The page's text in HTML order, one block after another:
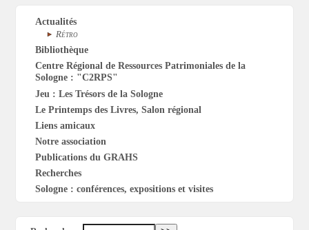
Actualités
Rétro
Bibliothèque
Centre Régional de Ressources Patrimoniales de la
Sologne : "C2RPS"
Jeu : Les Trésors de la Sologne
Le Printemps des Livres, Salon régional
Liens amicaux
Notre association
Publications du GRAHS
Recherches
Sologne : conférences, expositions et visites